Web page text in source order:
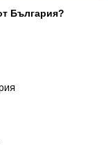
България?